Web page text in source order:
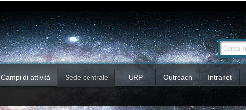
Cerca nel sito
Ricerca
avanzata…
Campi di attività Sede centrale URP Outreach Intranet